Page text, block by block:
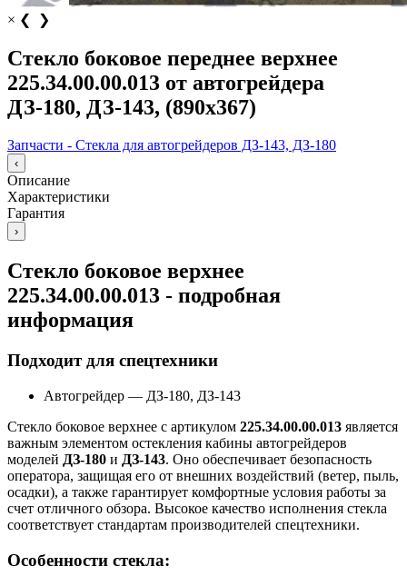
× ❮ ❯
Стекло боковое переднее верхнее
225.34.00.00.013 от автогрейдера
ДЗ-180, ДЗ-143, (890х367)
Запчасти - Стекла для автогрейдеров ДЗ-143, ДЗ-180
‹
Описание
Характеристики
Гарантия
›
Стекло боковое верхнее
225.34.00.00.013 - подробная
информация
Подходит для спецтехники
Автогрейдер — ДЗ-180, ДЗ-143
Стекло боковое верхнее с артикулом 225.34.00.00.013 является
важным элементом остекления кабины автогрейдеров
моделей ДЗ-180 и ДЗ-143. Оно обеспечивает безопасность
оператора, защищая его от внешних воздействий (ветер, пыль,
осадки), а также гарантирует комфортные условия работы за
счет отличного обзора. Высокое качество исполнения стекла
соответствует стандартам производителей спецтехники.
Особенности стекла: